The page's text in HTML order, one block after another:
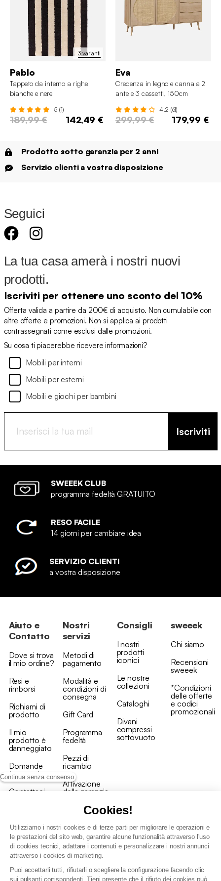
Continua senza consenso
Cookies!
Utilizziamo i nostri cookies e di terze parti per migliorare le operazioni e
le prestazioni del sito web, garantire alcune funzionalità attraverso l'uso
di cookies tecnici, adattare i contenuti e personalizzare i nostri annunci
attraverso i cookies di marketing.
Puoi accettarli tutti, rifiutarli o scegliere la configurazione facendo clic
sui pulsanti corrispondenti. Tieni presente che il rifiuto dei cookies può
3 varianti
Pablo
Tappeto da interno a righe
bianche e nere
5 (1)
189,99 € 142,49 €
Eva
Credenza in legno e canna a 2
ante e 3 cassetti, 150cm
4.2 (61)
299,99 € 179,99 €
Prodotto sotto garanzia per 2 anni
Servizio clienti a vostra disposizione
Seguici
La tua casa amerà i nostri nuovi
prodotti.
Iscriviti per ottenere uno sconto del 10%
Offerta valida a partire da 200€ di acquisto. Non cumulabile con
altre offerte e promozioni. Non si applica ai prodotti
contrassegnati come esclusi dalle promozioni.
Su cosa ti piacerebbe ricevere informazioni?
Mobili per interni
Mobili per esterni
Mobili e giochi per bambini
Iscriviti
SWEEEK CLUB
programma fedeltà GRATUITO
RESO FACILE
14 giorni per cambiare idea
SERVIZIO CLIENTI
a vostra disposizione
Aiuto e
Contatto
Dove si trova
il mio ordine?
Resi e
rimborsi
Richiami di
prodotto
Il mio
prodotto è
danneggiato
Domande
frequenti
Contattaci
Nostri
servizi
Metodi di
pagamento
Modalità e
condizioni di
consegna
Gift Card
Programma
fedeltà
Pezzi di
ricambio
Attivazione
della garanzia
Consigli
I nostri
prodotti
iconici
Le nostre
collezioni
Cataloghi
Divani
compressi
sottovuoto
sweeek
Chi siamo
Recensioni
sweeek
*Condizioni
delle offerte
e codici
promozionali
Condizioni generali vendita
Politica di gestione dei dati personali e dei cookie